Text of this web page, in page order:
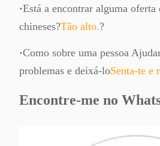
TK3100
·Está a encontrar alguma oferta
chineses?Tão alto.?
·Como sobre uma pessoa
problemas e deixá-loSenta-te e
Encontre-me no